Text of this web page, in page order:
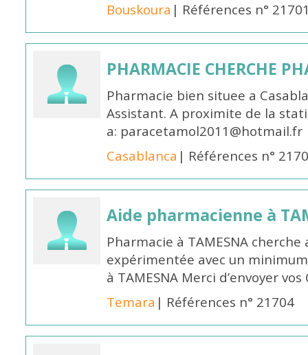
Bouskoura | Références n°
PHARMACIE CHERCHE
Pharmacie bien situee a
Assistant. A proximite de la
a: paracetamol2011@hotmail.fr
Casablanca | Références n°
Aide pharmacienne à
Pharmacie à TAMESNA
expérimentée avec un
à TAMESNA Merci d’envoyer
Temara | Références n° 21704